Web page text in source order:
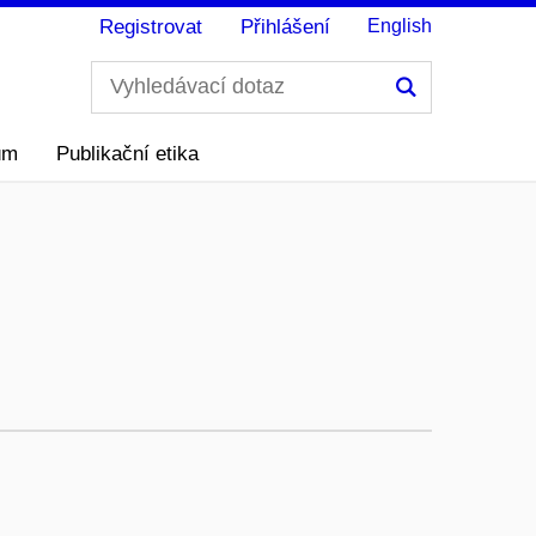
Registrovat Přihlášení English
Publikační etika